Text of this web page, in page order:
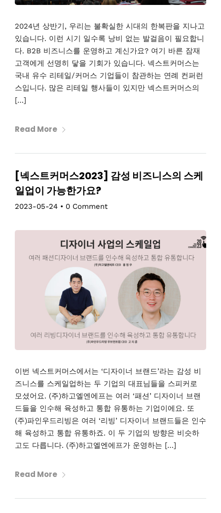
2024년 상반기, 우리는 불확실한 시대의 한복판을 지나고
있습니다. 이런 시기 일수록 낭비 없는 발걸음이 필요합니
다. B2B 비즈니스를 운영하고 계신가요? 여기 바른 잠재
고객에게 선명히 닿을 기회가 있습니다. 넥스트커머스는
국내 유수 리테일/커머스 기업들이 참관하는 연례 컨퍼런
스입니다. 많은 리테일 행사들이 있지만 넥스트커머스의
[…]
Read More
[넥스트커머스2023] 감성 비즈니스의 스케
일업이 가능한가요?
2023-05-24 • 0 Comment
이번 넥스트커머스에서는 ‘디자이너 브랜드’라는 감성 비
즈니스를 스케일업하는 두 기업의 대표님들을 스피커로
모셨어요. (주)하고엘엔에프는 여러 ‘패션’ 디자이너 브랜
드들을 인수해 육성하고 통합 유통하는 기업이에요. 또
(주)파인우드리빙은 여러 ‘리빙’ 디자이너 브랜드들은 인수
해 육성하고 통합 유통하죠. 이 두 기업의 방향은 비슷하
고도 다릅니다. (주)하고엘엔에프가 운영하는 […]
Read More